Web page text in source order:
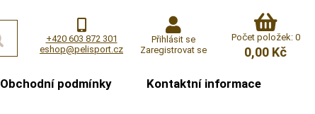
+420 603 872 301
eshop@pelisport.cz
Přihlásit se
Zaregistrovat se
Počet položek: 0
0,00 Kč
Obchodní podmínky Kontaktní informace